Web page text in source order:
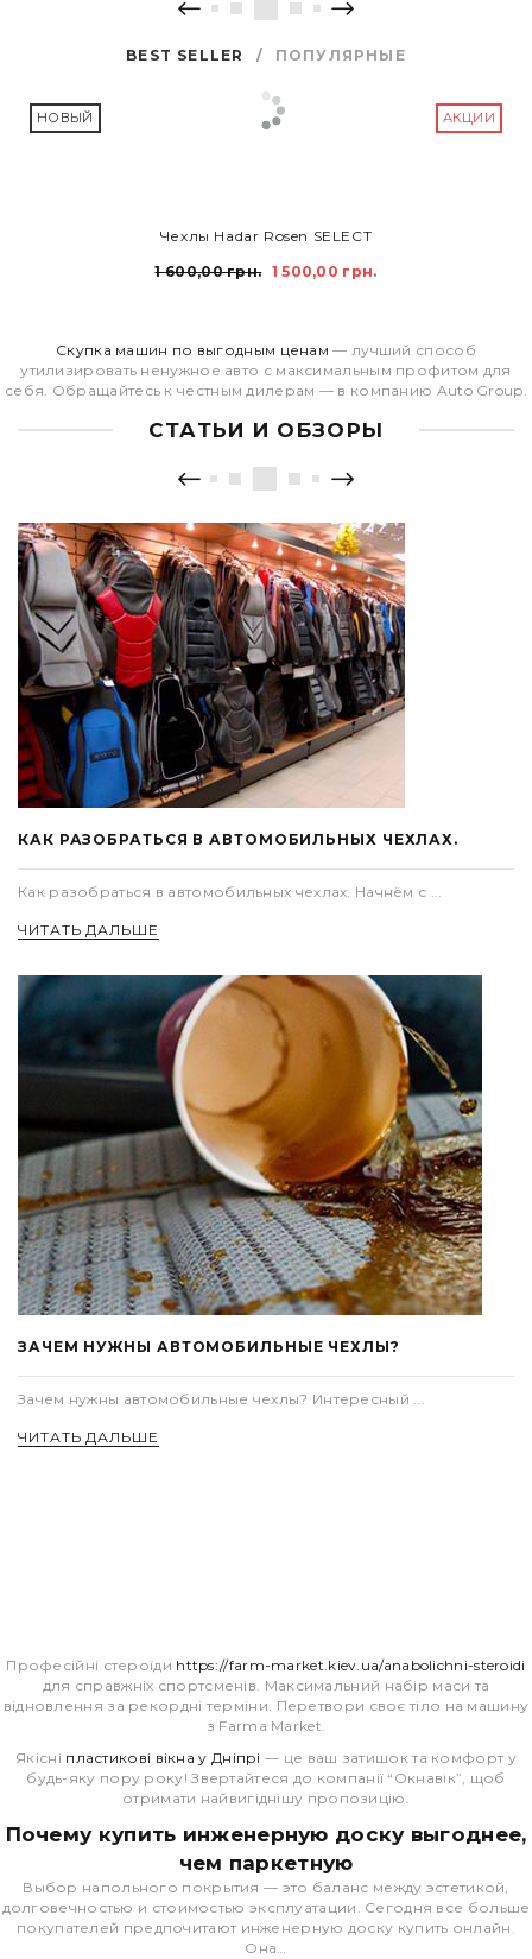
BEST SELLER / ПОПУЛЯРНЫЕ
НОВЫЙ АКЦИИ
ДОБАВИТЬ В КОРЗИНУЧехлы Hadar Rosen SELECT
1 600,00 грн. 1 500,00 грн.
Скупка машин по выгодным ценам — лучший способ
утилизировать ненужное авто с максимальным профитом для
себя. Обращайтесь к честным дилерам — в компанию Auto Group.
СТАТЬИ И ОБЗОРЫ
КАК РАЗОБРАТЬСЯ В АВТОМОБИЛЬНЫХ ЧЕХЛАХ.
Как разобраться в автомобильных чехлах. Начнём с ...
ЧИТАТЬ ДАЛЬШЕ
ЗАЧЕМ НУЖНЫ АВТОМОБИЛЬНЫЕ ЧЕХЛЫ?
Зачем нужны автомобильные чехлы? Интересный ...
ЧИТАТЬ ДАЛЬШЕ
Професійні стероїди https://farm-market.kiev.ua/anabolichni-steroidi
для справжніх спортсменів. Максимальний набір маси та
відновлення за рекордні терміни. Перетвори своє тіло на машину
з Farma Market.
Якісні пластикові вікна у Дніпрі — це ваш затишок та комфорт у
будь-яку пору року! Звертайтеся до компанії “Окнавік”, щоб
отримати найвигіднішу пропозицію.
Почему купить инженерную доску выгоднее,
чем паркетную
Выбор напольного покрытия — это баланс между эстетикой,
долговечностью и стоимостью эксплуатации. Сегодня все больше
покупателей предпочитают инженерную доску купить онлайн.
Она…